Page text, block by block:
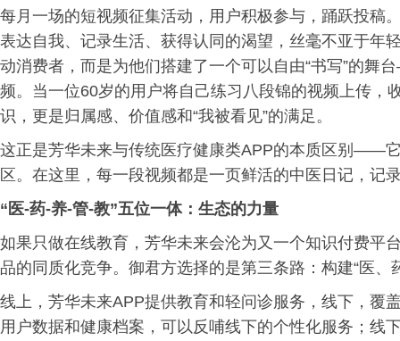
每月一场的短视频征集活动，用户积极参与，踊跃投稿
表达自我、记录生活、获得认同的渴望，丝毫不亚于年
动消费者，而是为他们搭建了一个可以自由“书写”的舞
频。当一位60岁的用户将自己练习八段锦的视频上传，
识，更是归属感、价值感和“我被看见”的满足。
这正是芳华未来与传统医疗健康类APP的本质区别——
区。在这里，每一段视频都是一页鲜活的中医日记，记
“医-药-养-管-教”五位一体：生态的力量
如果只做在线教育，芳华未来会沦为又一个知识付费平
品的同质化竞争。御君方选择的是第三条路：构建“医
线上，芳华未来APP提供教育和轻问诊服务，线下，覆
用户数据和健康档案，可以反哺线下的个性化服务；线